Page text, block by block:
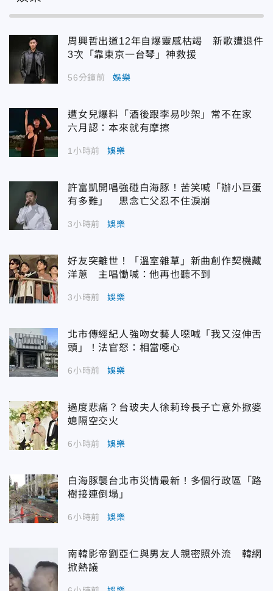
周興哲出道12年自爆靈感枯竭 新歌遭退件
3次「靠東京一台琴」神救援
56分鐘前 娛樂
遭女兒爆料「酒後跟李易吵架」常不在家
六月認：本來就有摩擦
1小時前 娛樂
許富凱開唱強碰白海豚！苦笑喊「辦小巨蛋
有多難」 思念亡父忍不住淚崩
3小時前 娛樂
好友突離世！「溫室雜草」新曲創作契機藏
洋蔥 主唱慟喊：他再也聽不到
3小時前 娛樂
北市傳經紀人強吻女藝人噁喊「我又沒伸舌
頭」！法官怒：相當噁心
6小時前 娛樂
過度悲痛？台玻夫人徐莉玲長子亡意外掀婆
媳隔空交火
6小時前 娛樂
白海豚襲台北市災情最新！多個行政區「路
樹接連倒塌」
6小時前 娛樂
南韓影帝劉亞仁與男友人親密照外流 韓網
掀熱議